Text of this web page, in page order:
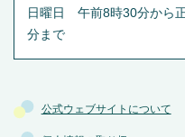
公式ウェブサイトについて
日曜日 午前8時30分から
分まで